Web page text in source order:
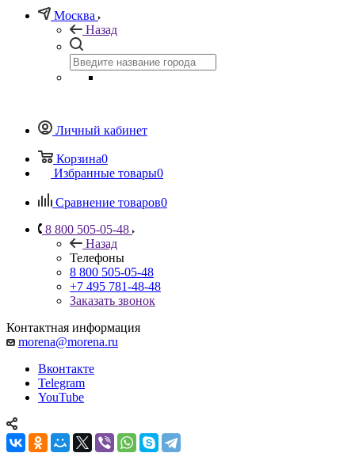
Москва
Назад
Личный кабинет
Корзина0
Избранные товары0
Сравнение товаров0
8 800 505-05-48
Назад
Телефоны
8 800 505-05-48
+7 495 781-48-48
Заказать звонок
Контактная информация
morena@morena.ru
Вконтакте
Telegram
YouTube